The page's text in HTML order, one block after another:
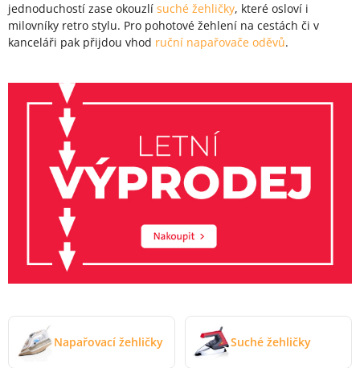
jednoduchostí zase okouzlí suché žehličky, které osloví i
milovníky retro stylu. Pro pohotové žehlení na cestách či v
kanceláři pak přijdou vhod ruční napařovače oděvů.
Napařovací žehličky Suché žehličky